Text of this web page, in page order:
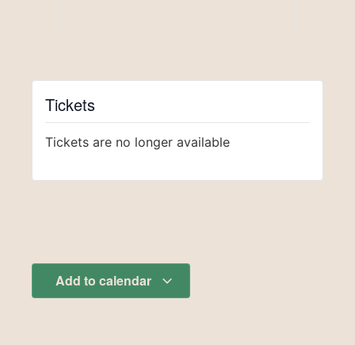
Tickets
Tickets are no longer available
Add to calendar